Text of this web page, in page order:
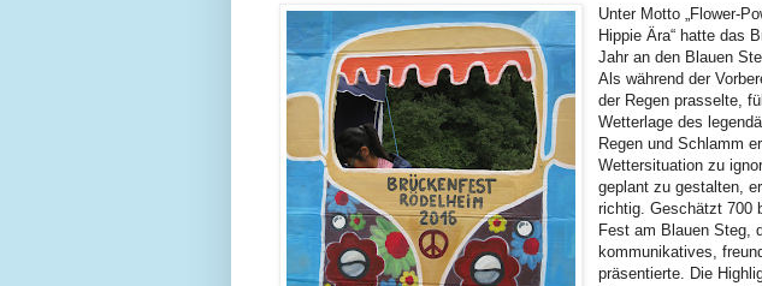
Unter Motto „Flower-
Hippie Ära“ hatte das
Jahr an den Blauen
Als während der
der Regen prasselte,
Wetterlage des
Regen und Schlamm
Wettersituation zu
geplant zu gestalten,
richtig. Geschätzt 700
Fest am Blauen Steg,
kommunikatives,
präsentierte. Die